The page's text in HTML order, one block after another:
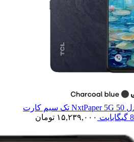
گوشی موبایل تی سی ال مدل 50 NxtPaper 5G تک سیم کارت
۱۵,۲۳۹,۰۰۰ تومان